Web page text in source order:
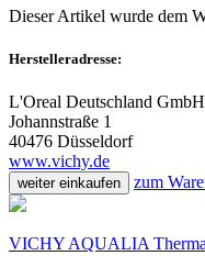
Dieser Artikel wurde dem
Herstelleradresse:
L'Oreal Deutschland
Johannstraße 1
40476 Düsseldorf
www.vichy.de
weiter einkaufen zum
VICHY AQUALIA